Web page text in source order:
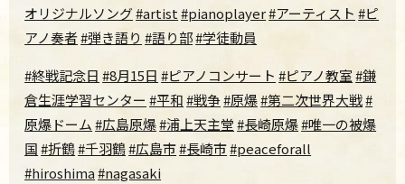
オリジナルソング#artist#pianoplayer#アーティスト #ピ
アノ奏者#弾き語り #語り部#学徒動員
#終戦記念日 #8月15日 #ピアノコンサート #ピアノ教室#鎌
倉生涯学習センター #平和#戦争#原爆#第二次世界大戦#
原爆ドーム#広島原爆#浦上天主堂#長崎原爆#唯一の被爆
国#折鶴#千羽鶴#広島市#長崎市#peaceforall
#hiroshima#nagasaki